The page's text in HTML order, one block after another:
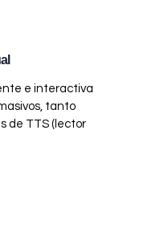
e interactiva
tanto
de TTS (lector